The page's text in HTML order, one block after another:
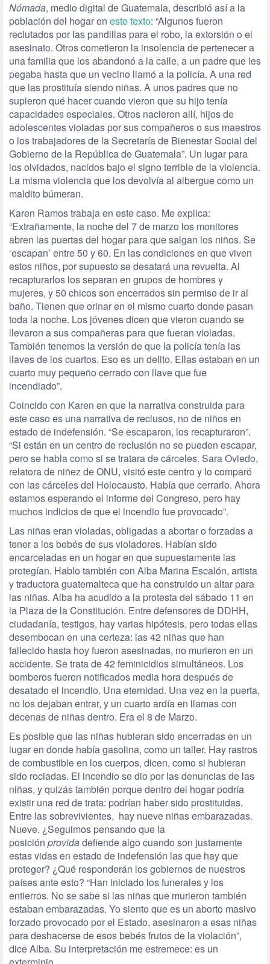
Nómada, medio digital de Guatemala, describió así a la
población del hogar en este texto: “Algunos fueron
reclutados por las pandillas para el robo, la extorsión o el
asesinato. Otros cometieron la insolencia de pertenecer a
una familia que los abandonó a la calle, a un padre que les
pegaba hasta que un vecino llamó a la policía. A una red
que las prostituía siendo niñas. A unos padres que no
supieron qué hacer cuando vieron que su hijo tenía
capacidades especiales. Otros nacieron allí, hijos de
adolescentes violadas por sus compañeros o sus maestros
o los trabajadores de la Secretaría de Bienestar Social del
Gobierno de la República de Guatemala”. Un lugar para
los olvidados, nacidos bajo el signo terrible de la violencia.
La misma violencia que los devolvía al albergue como un
maldito búmeran.
Karen Ramos trabaja en este caso. Me explica:
“Extrañamente, la noche del 7 de marzo los monitores
abren las puertas del hogar para que salgan los niños. Se
‘escapan’ entre 50 y 60. En las condiciones en que viven
estos niños, por supuesto se desatará una revuelta. Al
recapturarlos los separan en grupos de hombres y
mujeres, y 50 chicos son encerrados sin permiso de ir al
baño. Tienen que orinar en el mismo cuarto donde pasan
toda la noche. Los jóvenes dicen que vieron cuando se
llevaron a sus compañeras para que fueran violadas.
También tenemos la versión de que la policía tenía las
llaves de los cuartos. Eso es un delito. Ellas estaban en un
cuarto muy pequeño cerrado con llave que fue
incendiado”.
Coincido con Karen en que la narrativa construida para
este caso es una narrativa de reclusos, no de niños en
estado de indefensión. “Se escaparon, los recapturaron”.
“Si están en un centro de reclusión no se pueden escapar,
pero se habla como si se tratara de cárceles. Sara Oviedo,
relatora de niñez de ONU, visitó este centro y lo comparó
con las cárceles del Holocausto. Había que cerrarlo. Ahora
estamos esperando el informe del Congreso, pero hay
muchos indicios de que el incendio fue provocado”.
Las niñas eran violadas, obligadas a abortar o forzadas a
tener a los bebés de sus violadores. Habían sido
encarceladas en un hogar en que supuestamente las
protegían. Hablo también con Alba Marina Escalón, artista
y traductora guatemalteca que ha construido un altar para
las niñas. Alba ha acudido a la protesta del sábado 11 en
la Plaza de la Constitución. Entre defensores de DDHH,
ciudadanía, testigos, hay varias hipótesis, pero todas ellas
desembocan en una certeza: las 42 niñas que han
fallecido hasta hoy fueron asesinadas, no murieron en un
accidente. Se trata de 42 feminicidios simultáneos. Los
bomberos fueron notificados media hora después de
desatado el incendio. Una eternidad. Una vez en la puerta,
no los dejaban entrar, y un cuarto ardía en llamas con
decenas de niñas dentro. Era el 8 de Marzo.
Es posible que las niñas hubieran sido encerradas en un
lugar en donde había gasolina, como un taller. Hay rastros
de combustible en los cuerpos, dicen, como si hubieran
sido rociadas. El incendio se dio por las denuncias de las
niñas, y quizás también porque dentro del hogar podría
existir una red de trata: podrían haber sido prostituidas.
Entre las sobrevivientes, hay nueve niñas embarazadas.
Nueve. ¿Seguimos pensando que la
posición providadefiende algo cuando son justamente
estas vidas en estado de indefensión las que hay que
proteger? ¿Qué responderán los gobiernos de nuestros
países ante esto? “Han iniciado los funerales y los
entierros. No se sabe si las niñas que murieron también
estaban embarazadas. Yo siento que es un aborto masivo
forzado provocado por el Estado, asesinaron a esas niñas
para deshacerse de esos bebés frutos de la violación”,
dice Alba. Su interpretación me estremece: es un